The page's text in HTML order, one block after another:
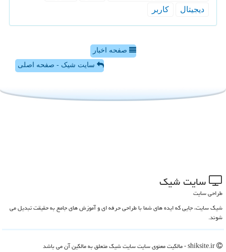
دیجیتال
كاربر
صفحه اخبار
سایت شیک - صفحه اصلی
سایت شیك
طراحی سایت
شیک سایت، جایی که ایده های شما با طراحی حرفه ای و آموزش های جامع به حقیقت تبدیل می
شوند.